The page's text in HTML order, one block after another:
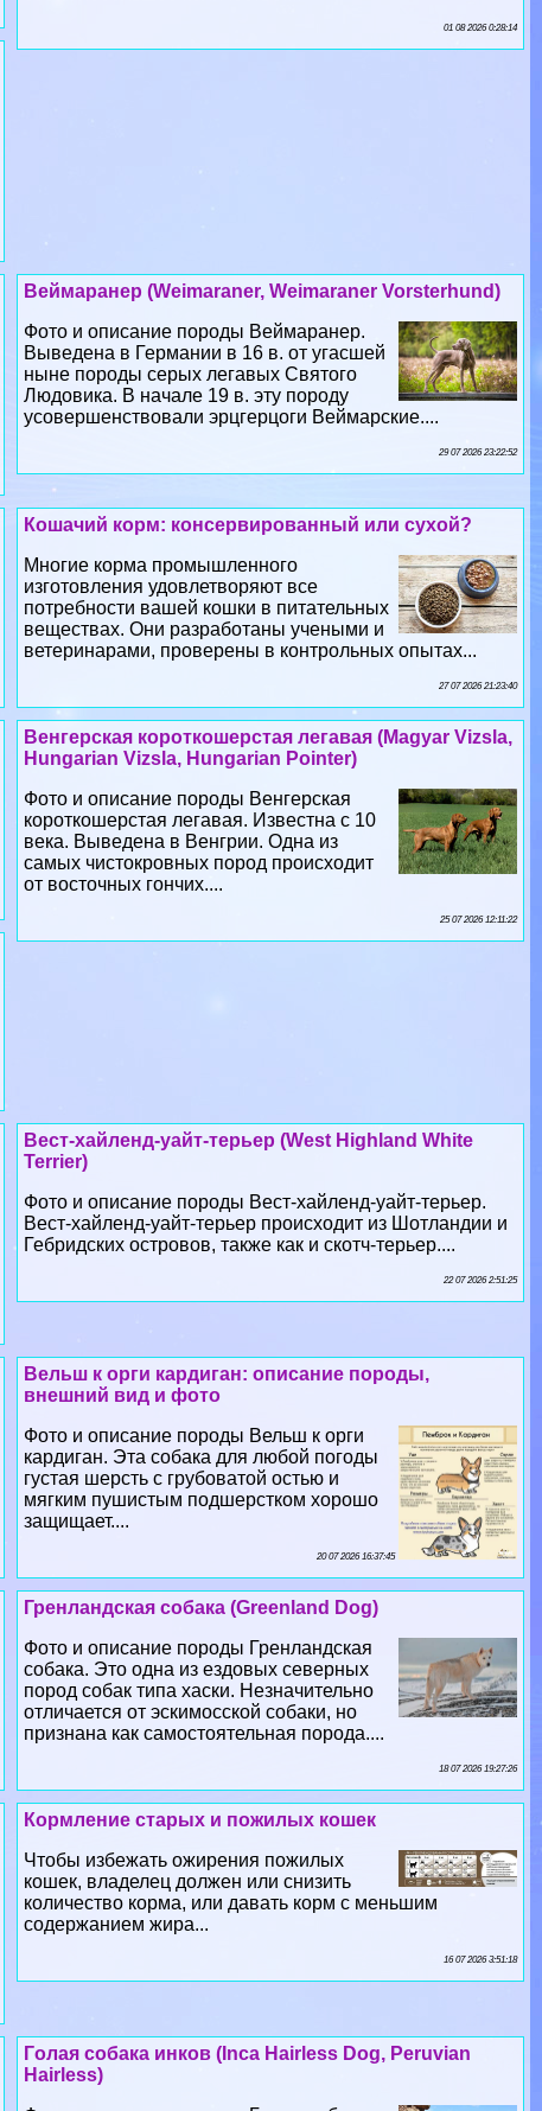
01 08 2026 0:28:14
Веймаранер (Weimaraner, Weimaraner Vorsterhund)
Фото и описание породы Веймаранер.
Выведена в Германии в 16 в. от угасшей
ныне породы серых легавых Святого
Людовика. В начале 19 в. эту породу
усовершенствовали эрцгерцоги Веймарские....
29 07 2026 23:22:52
Кошачий корм: консервированный или сухой?
Многие корма промышленного
изготовления удовлетворяют все
потребности вашей кошки в питательных
веществах. Они разработаны учеными и
ветеринарами, проверены в контрольных опытах...
27 07 2026 21:23:40
Венгерская короткошерстая легавая (Magyar Vizsla,
Hungarian Vizsla, Hungarian Pointer)
Фото и описание породы Венгерская
короткошерстая легавая. Известна с 10
века. Выведена в Венгрии. Одна из
самых чистокровных пород происходит
от восточных гончих....
25 07 2026 12:11:22
Вест-хайленд-уайт-терьер (West Highland White
Terrier)
Фото и описание породы Вест-хайленд-уайт-терьер.
Вест-хайленд-уайт-терьер происходит из Шотландии и
Гебридских островов, также как и скотч-терьер....
22 07 2026 2:51:25
Вельш к opги кардиган: описание породы,
внешний вид и фото
Фото и описание породы Вельш к opги
кардиган. Эта собака для любой погоды
густая шерсть с грубоватой остью и
мягким пушистым подшерстком хорошо
защищает....
20 07 2026 16:37:45
Гренландская собака (Greenland Dog)
Фото и описание породы Гренландская
собака. Это одна из ездовых северных
пород собак типа хаски. Незначительно
отличается от эскимосской собаки, но
признана как самостоятельная порода....
18 07 2026 19:27:26
Кормление старых и пожилых кошек
Чтобы избежать ожирения пожилых
кошек, владелец должен или снизить
количество корма, или давать корм с меньшим
содержанием жира...
16 07 2026 3:51:18
Гoлая собака инков (Inca Hairless Dog, Peruvian
Hairless)